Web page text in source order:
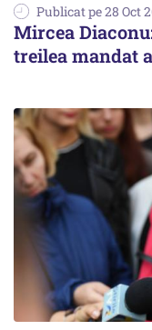
Publicat pe 28 Oct
Mircea
treilea mandat